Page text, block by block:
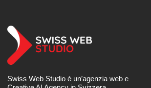
Swiss Web Studio è un’agenzia web e